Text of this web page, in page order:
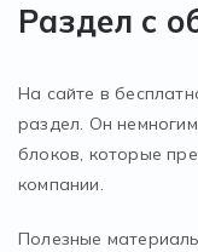
Раздел с
На сайте в
раздел. Он
блоков, которые
компании.
Полезные